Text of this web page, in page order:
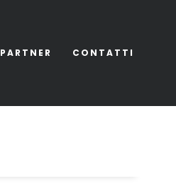
PARTNER CONTATTI